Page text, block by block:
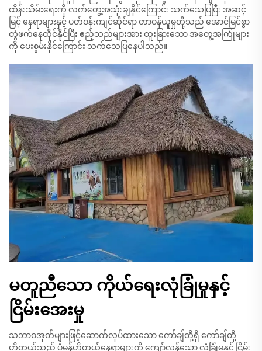
ထိန်းသိမ်းရေးကို လက်တွေ့အသုံးချနိုင်ကြောင်း သက်သေပြပြီး အဆင့်
မြင့် နေရာများနှင့် ပတ်ဝန်းကျင်ဆိုင်ရာ တာဝန်ယူမှုတို့သည် အောင်မြင်စွာ
တွဲဖက်နေထိုင်နိုင်ပြီး ဧည့်သည်များအား ထူးခြားသော အတွေ့အကြုံများ
ကို ပေးစွမ်းနိုင်ကြောင်း သက်သေပြနေပါသည်။
မတူညီသော ကိုယ်ရေးလုံခြုံမှုနှင့်
ငြိမ်းအေးမှု
သဘာဝအုတ်များဖြင့်ဆောက်လုပ်ထားသော ကော်ချ်တို့ရှိ ကော်ချ်တို့
ဟိုတယ်သည် ပုံမှန်ဟိုတယ်နေရာများကို ကျော်လွန်သော လုံခြုံမှုနှင့် ငြိမ်း